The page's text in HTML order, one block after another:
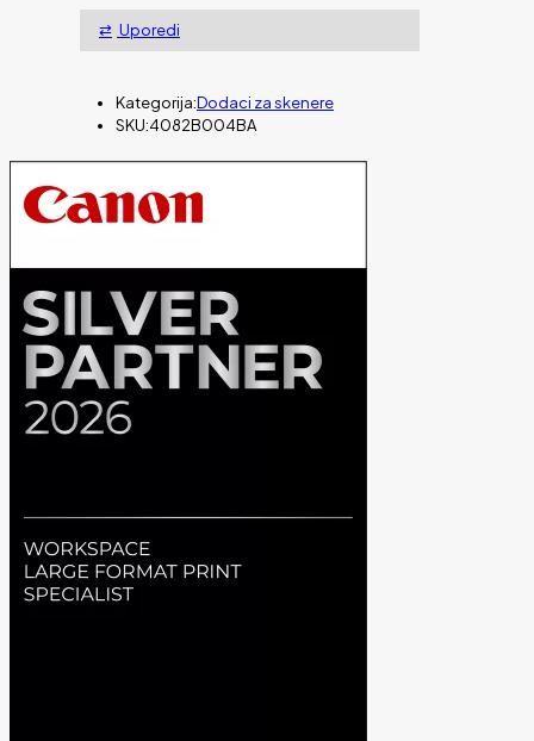
CANON
DR4010/6010
količina
Uporedi
Kategorija:Dodaci za skenere
SKU:4082B004BA